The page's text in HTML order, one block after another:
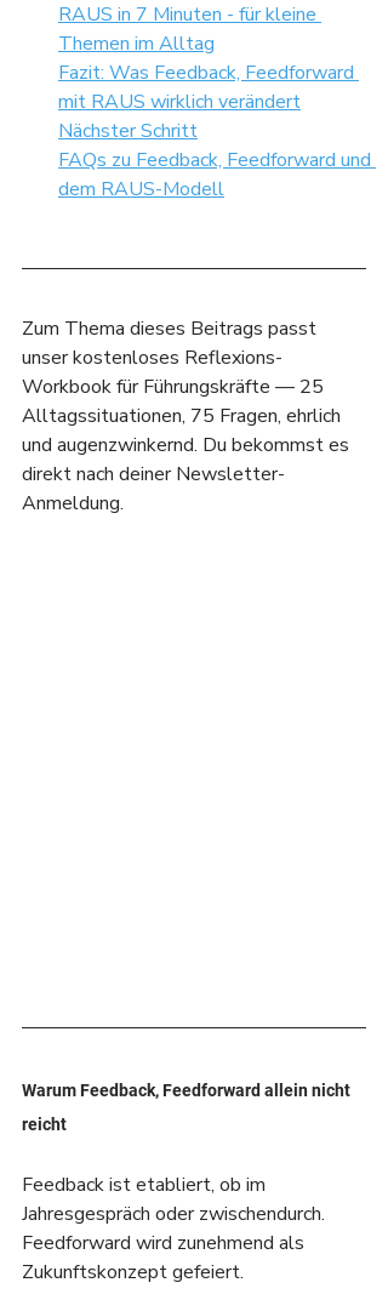
RAUS in 7 Minuten - für kleine
Themen im Alltag
Fazit: Was Feedback, Feedforward
mit RAUS wirklich verändert
Nächster Schritt
FAQs zu Feedback, Feedforward und
dem RAUS-Modell
Zum Thema dieses Beitrags passt
unser kostenloses Reflexions-
Workbook für Führungskräfte — 25
Alltagssituationen, 75 Fragen, ehrlich
und augenzwinkernd. Du bekommst es
direkt nach deiner Newsletter-
Anmeldung.
Warum Feedback, Feedforward allein nicht
reicht
Feedback ist etabliert, ob im
Jahresgespräch oder zwischendurch.
Feedforward wird zunehmend als
Zukunftskonzept gefeiert.